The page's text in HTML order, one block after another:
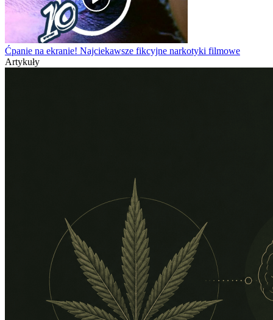
Ćpanie na ekranie! Najciekawsze fikcyjne narkotyki filmowe
Artykuły